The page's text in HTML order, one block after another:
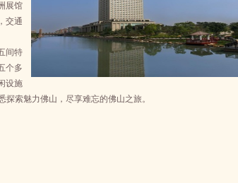
展馆
交通
间特
个多
设施
索魅力佛山，尽享难忘的佛山之旅。